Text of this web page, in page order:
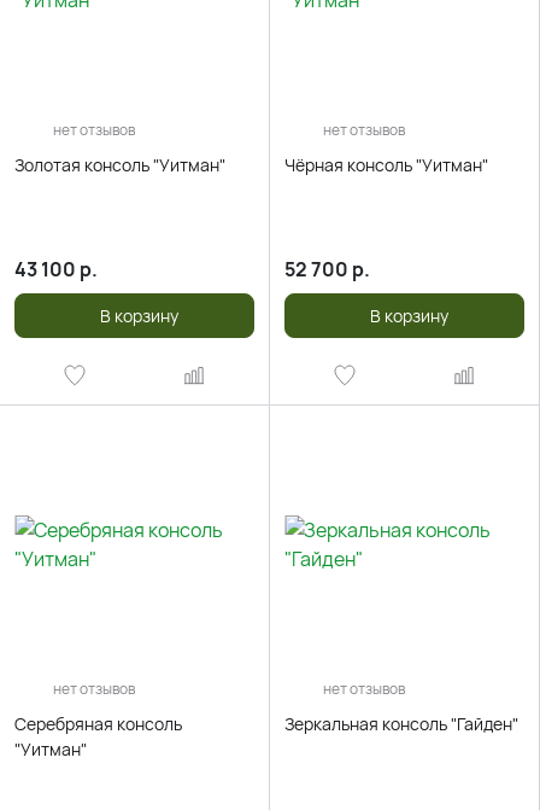
нет отзывов
Золотая консоль "Уитман"
43 100 р.
В корзину
нет отзывов
Чёрная консоль "Уитман"
52 700 р.
В корзину
нет отзывов
Серебряная консоль
"Уитман"
нет отзывов
Зеркальная консоль "Гайден"